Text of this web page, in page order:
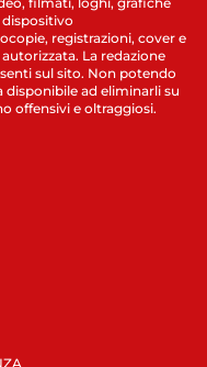
registrazioni, cover e
La redazione
sul sito. Non potendo
ad eliminarli su
offensivi e oltraggiosi.